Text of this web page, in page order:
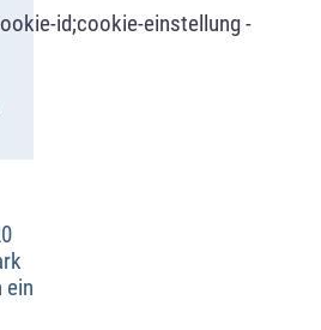
id;cookie-einstellung -
ein